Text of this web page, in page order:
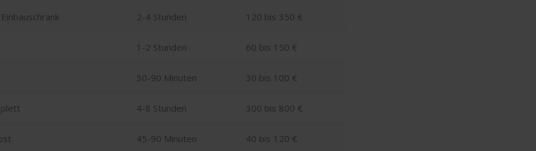
2-4 Stunden 120 bis 350 €
1-2 Stunden 60 bis 150 €
30-90 Minuten 30 bis 100 €
4-8 Stunden 300 bis 800 €
45-90 Minuten 40 bis 120 €